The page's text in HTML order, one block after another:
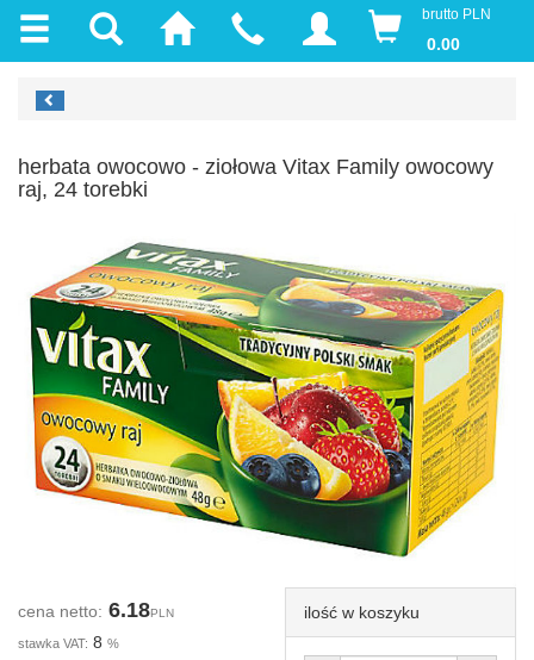
brutto PLN
0.00
herbata owocowo - ziołowa Vitax Family owocowy
raj, 24 torebki
cena netto: 6.18PLN
stawka VAT: 8 %
ilość w koszyku